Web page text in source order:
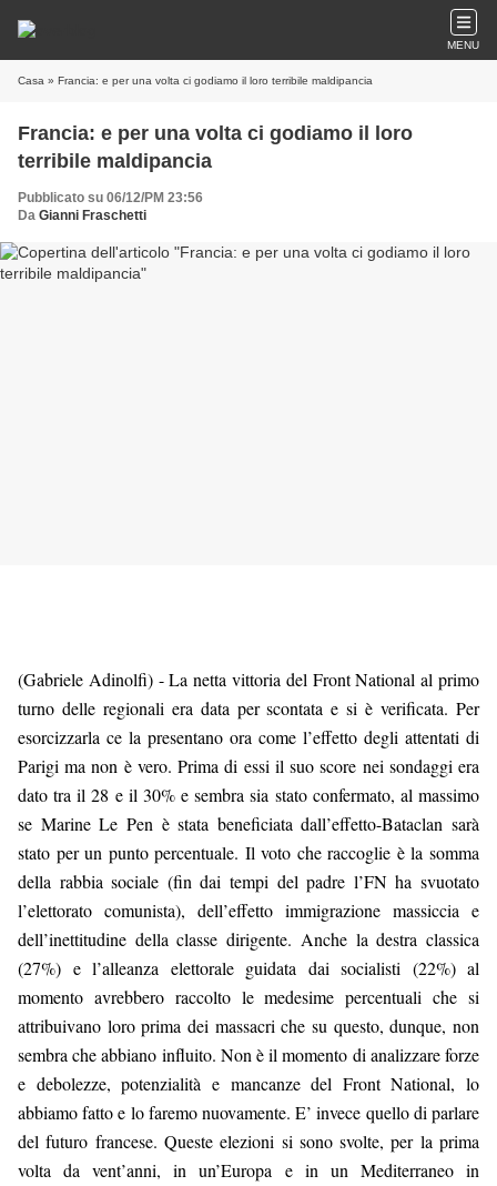
MENU
Casa » Francia: e per una volta ci godiamo il loro terribile maldipancia
Francia: e per una volta ci godiamo il loro
terribile maldipancia
Pubblicato su 06/12/PM 23:56
Da Gianni Fraschetti
(Gabriele Adinolfi) - La netta vittoria del Front National al primo
turno delle regionali era data per scontata e si è verificata. Per
esorcizzarla ce la presentano ora come l’effetto degli attentati di
Parigi ma non è vero. Prima di essi il suo score nei sondaggi era
dato tra il 28 e il 30% e sembra sia stato confermato, al massimo
se Marine Le Pen è stata beneficiata dall’effetto-Bataclan sarà
stato per un punto percentuale. Il voto che raccoglie è la somma
della rabbia sociale (fin dai tempi del padre l’FN ha svuotato
l’elettorato comunista), dell’effetto immigrazione massiccia e
dell’inettitudine della classe dirigente. Anche la destra classica
(27%) e l’alleanza elettorale guidata dai socialisti (22%) al
momento avrebbero raccolto le medesime percentuali che si
attribuivano loro prima dei massacri che su questo, dunque, non
sembra che abbiano influito. Non è il momento di analizzare forze
e debolezze, potenzialità e mancanze del Front National, lo
abbiamo fatto e lo faremo nuovamente. E’ invece quello di parlare
del futuro francese. Queste elezioni si sono svolte, per la prima
volta da vent’anni, in un’Europa e in un Mediterraneo in